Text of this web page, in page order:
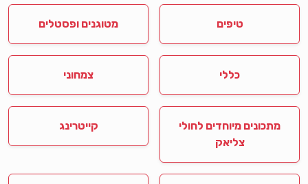
טיפים מטוגנים ופסטלים
כללי צמחוני
מתכונים מיוחדים לחולי
צליאק
קייטרינג